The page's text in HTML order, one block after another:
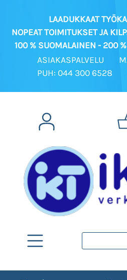
LAADUKKAAT
NOPEAT TOIMITUKSET JA
100 % SUOMALAINEN - 200
ASIAKASPALVELU
PUH: 044 300 6528